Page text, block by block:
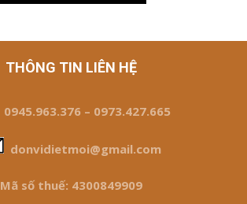
THÔNG TIN LIÊN HỆ
0945.963.376 – 0973.427.665
donvidietmoi@gmail.com
Mã số thuế: 4300849909